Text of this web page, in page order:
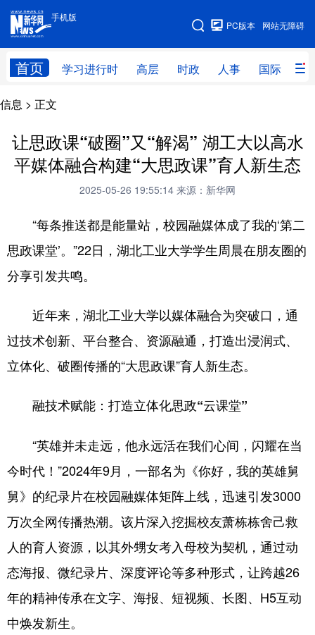
手机版
网站无障碍
PC版本
首页 学习进行时 高层 时政 人事 国际 财
手机版
网站地图
学习进行时
国际 财经 网评 港澳
台湾 思客智库 全球连线 教育
科创 量子
文化 书画 健康 军事
访谈 视频 图片 政务
法律
食品 人居 信息化 数字经济
学术中国 乡村振兴 银龄 溯源中国
城市 旅游 能源
彩票 娱乐 时尚
地方频道
北京 天津 河北 山西
辽宁 吉林 上海 江苏
浙江 安徽 福建 江西
信息 > 正文
让思政课“破圈”又“解渴” 湖工大以高水
平媒体融合构建“大思政课”育人新生态
2025-05-26 19:55:14 来源：新华网
“每条推送都是能量站，校园融媒体成了我的‘第二
思政课堂’。”22日，湖北工业大学学生周晨在朋友圈的
分享引发共鸣。
近年来，湖北工业大学以媒体融合为突破口，通
过技术创新、平台整合、资源融通，打造出浸润式、
立体化、破圈传播的“大思政课”育人新生态。
融技术赋能：打造立体化思政“云课堂”
“英雄并未走远，他永远活在我们心间，闪耀在当
今时代！”2024年9月，一部名为《你好，我的英雄舅
舅》的纪录片在校园融媒体矩阵上线，迅速引发3000
万次全网传播热潮。该片深入挖掘校友萧栋栋舍己救
人的育人资源，以其外甥女考入母校为契机，通过动
态海报、微纪录片、深度评论等多种形式，让跨越26
年的精神传承在文字、海报、短视频、长图、H5互动
中焕发新生。